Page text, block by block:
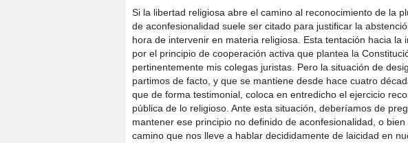
Si la libertad religiosa abre el camino al reconocimiento de la
de aconfesionalidad suele ser citado para justificar la
hora de intervenir en materia religiosa. Esta tentación hacia la
por el principio de cooperación activa que plantea la
pertinentemente mis colegas juristas. Pero la situación de
partimos de facto, y que se mantiene desde hace cuatro
que de forma testimonial, coloca en entredicho el ejercicio
pública de lo religioso. Ante esta situación, deberíamos de
mantener ese principio no definido de aconfesionalidad, o
camino que nos lleve a hablar decididamente de laicidad en